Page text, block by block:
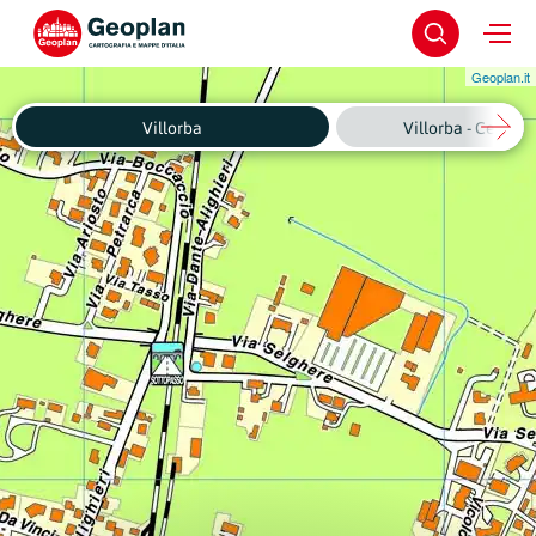
Geoplan.it
Villorba Villorba - Centro